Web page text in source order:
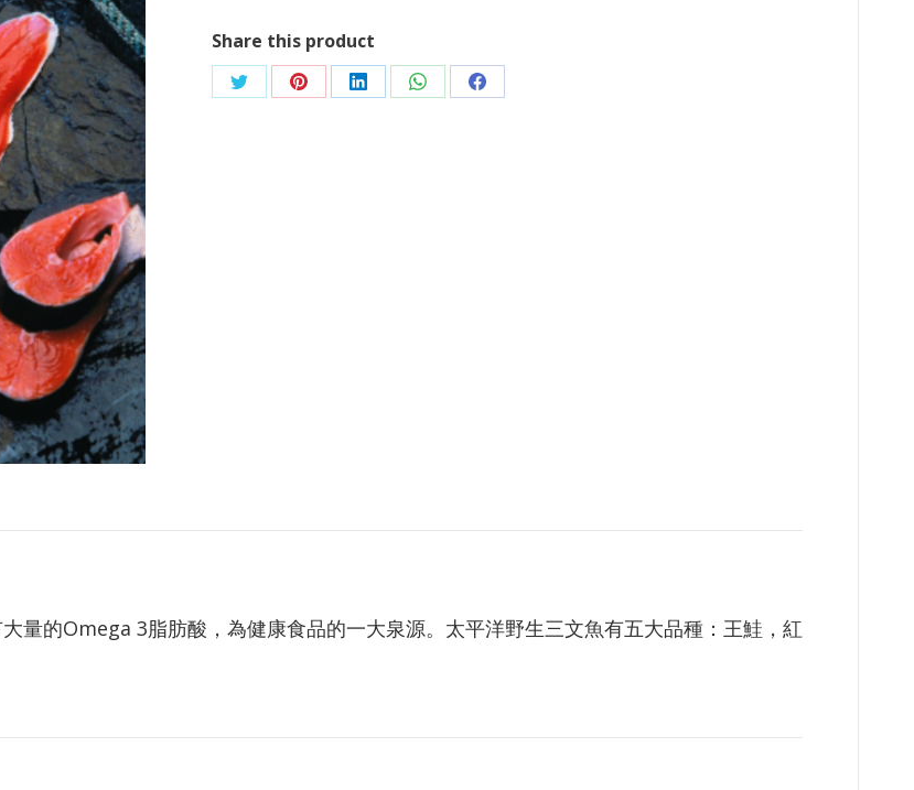
Share this product
量的Omega 3脂肪酸，為健康食品的一大泉源。太平洋野生三文魚有五大品種：王鮭，紅